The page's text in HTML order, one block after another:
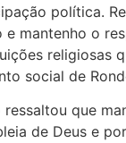
política.
mantenho o
religiosas
social de
ressaltou que
de Deus e